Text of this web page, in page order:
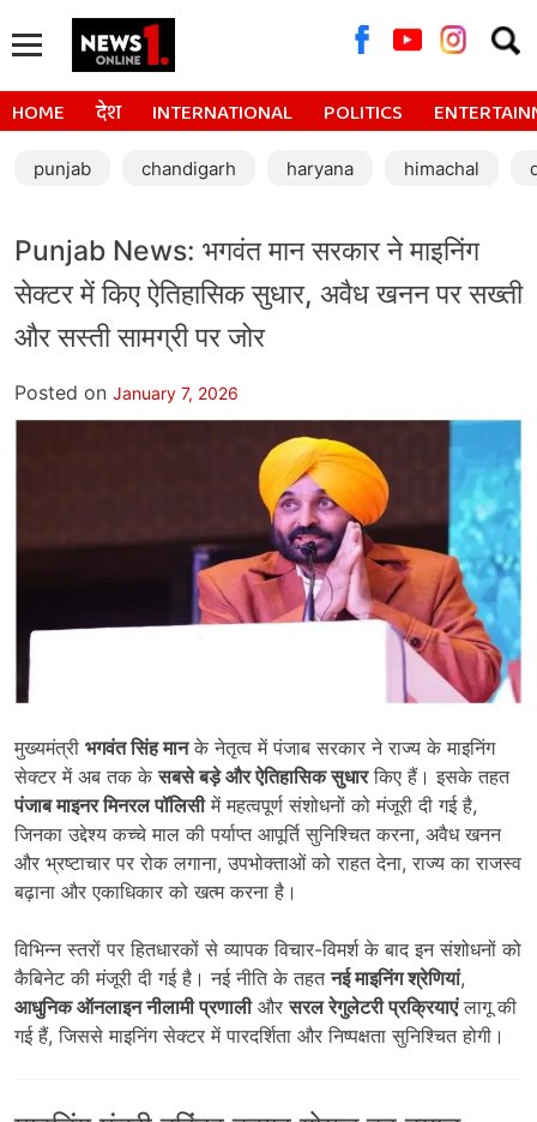
for:
HOME देश INTERNATIONAL POLITICS
punjab chandigarh haryana himachal
Punjab News: भगवंत मान सरकार ने माइनिंग
सेक्टर में किए ऐतिहासिक सुधार, अवैध खनन पर सख्ती
और सस्ती सामग्री पर जोर
Posted on January 7, 2026
मुख्यमंत्री भगवंत सिंह मानके नेतृत्व में पंजाब सरकार ने राज्य के माइनिंग
सेक्टर में अब तक केसबसे बड़े और ऐतिहासिक सुधारकिए हैं। इसके तहत
पंजाब माइनर मिनरल पॉलिसीमें महत्वपूर्ण संशोधनों को मंजूरी दी गई है,
जिनका उद्देश्य कच्चे माल की पर्याप्त आपूर्ति सुनिश्चित करना, अवैध खनन
और भ्रष्टाचार पर रोक लगाना, उपभोक्ताओं को राहत देना, राज्य का राजस्व
बढ़ाना और एकाधिकार को खत्म करना है।
विभिन्न स्तरों पर हितधारकों से व्यापक विचार-विमर्श के बाद इन संशोधनों को
कैबिनेट की मंजूरी दी गई है। नई नीति के तहतनई माइनिंग श्रेणियां,
आधुनिक ऑनलाइन नीलामी प्रणालीऔरसरल रेगुलेटरी प्रक्रियाएंलागू की
गई हैं, जिससे माइनिंग सेक्टर में पारदर्शिता और निष्पक्षता सुनिश्चित होगी।